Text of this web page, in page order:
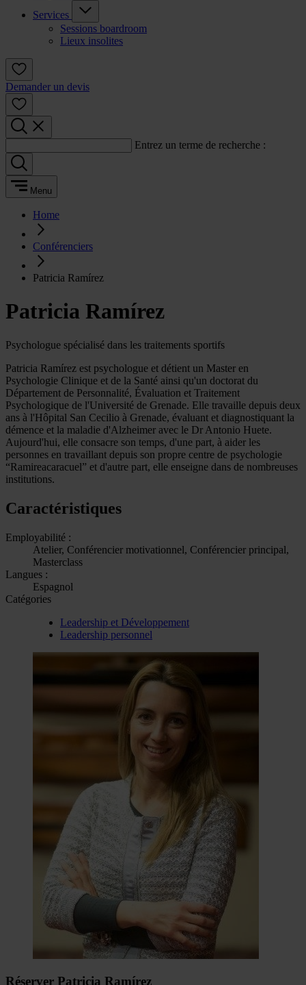
Services
Sessions boardroom
Lieux insolites
Demander un devis
Entrez un terme de recherche :
Menu
Home
Conférenciers
Patricia Ramírez
Patricia Ramírez
Psychologue spécialisé dans les traitements sportifs
Patricia Ramírez est psychologue et détient un Master en
Psychologie Clinique et de la Santé ainsi qu'un doctorat du
Département de Personnalité, Évaluation et Traitement
Psychologique de l'Université de Grenade. Elle travaille depuis deux
ans à l'Hôpital San Cecilio à Grenade, évaluant et diagnostiquant la
démence et la maladie d'Alzheimer avec le Dr Antonio Huete.
Aujourd'hui, elle consacre son temps, d'une part, à aider les
personnes en travaillant depuis son propre centre de psychologie
“Ramireacaracuel” et d'autre part, elle enseigne dans de nombreuses
institutions.
Caractéristiques
Employabilité :
Atelier, Conférencier motivationnel, Conférencier principal,
Masterclass
Langues :
Espagnol
Catégories
Leadership et Développement
Leadership personnel
Réserver Patricia Ramírez